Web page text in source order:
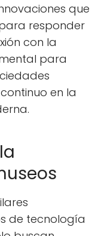
que
responder
con la
para
en la
de tecnología